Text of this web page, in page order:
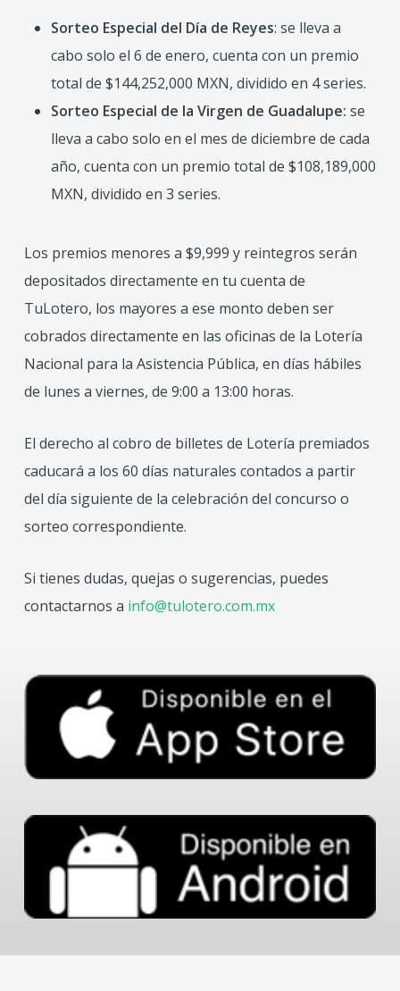
Sorteo Especial del Día de Reyes: se lleva a
cabo solo el 6 de enero, cuenta con un premio
total de $144,252,000 MXN, dividido en 4 series.
Sorteo Especial de la Virgen de Guadalupe: se
lleva a cabo solo en el mes de diciembre de cada
año, cuenta con un premio total de $108,189,000
MXN, dividido en 3 series.
Los premios menores a $9,999 y reintegros serán
depositados directamente en tu cuenta de
TuLotero, los mayores a ese monto deben ser
cobrados directamente en las oficinas de la Lotería
Nacional para la Asistencia Pública, en días hábiles
de lunes a viernes, de 9:00 a 13:00 horas.
El derecho al cobro de billetes de Lotería premiados
caducará a los 60 días naturales contados a partir
del día siguiente de la celebración del concurso o
sorteo correspondiente.
Si tienes dudas, quejas o sugerencias, puedes
contactarnos a info@tulotero.com.mx